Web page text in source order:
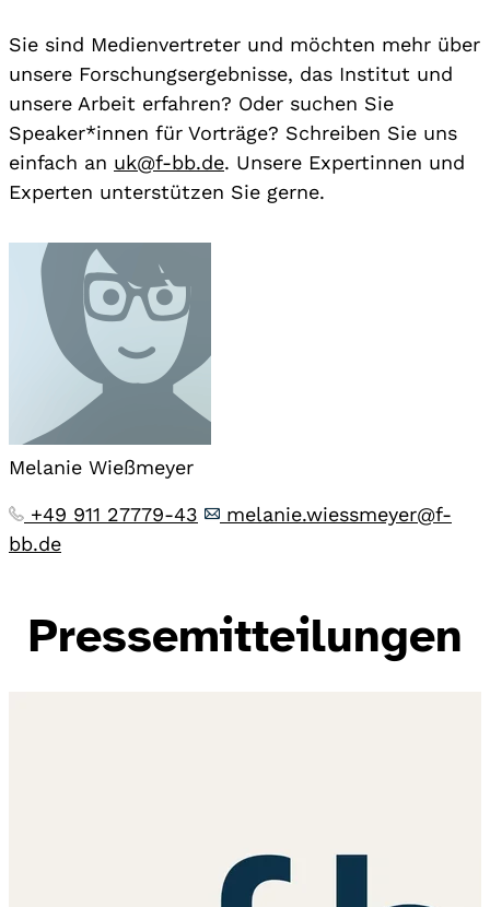
Sie sind Medienvertreter und möchten mehr über
unsere Forschungsergebnisse, das Institut und
unsere Arbeit erfahren? Oder suchen Sie
Speaker*innen für Vorträge? Schreiben Sie uns
einfach an uk@f-bb.de. Unsere Expertinnen und
Experten unterstützen Sie gerne.
Melanie Wießmeyer
+49 911 27779-43
melanie.wiessmeyer@f-
bb.de
Pressemitteilungen